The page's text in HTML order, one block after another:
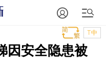
T中
因安全隐患被